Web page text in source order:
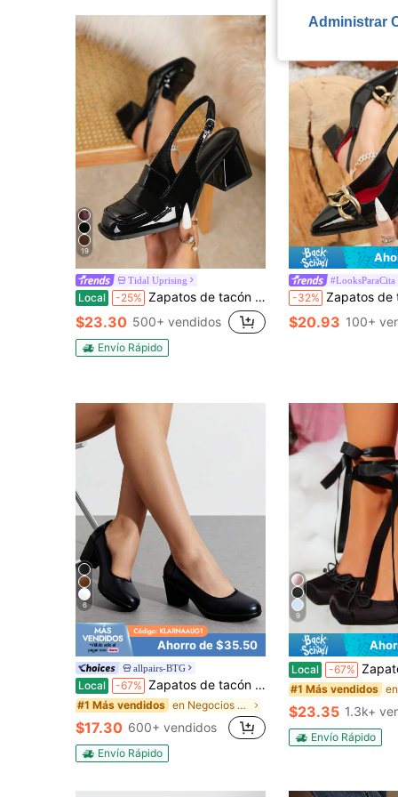
19
Tidal Uprising
Local -25% Zapatos de tacón alto negros para mujer talla grande, tacón grueso con punta cuadrada estilo Mary Jane, elegantes y cómodos para uso en la oficina
$23.30 500+ vendidos
Envío Rápido
#LooksParaCita
-32% Zapatos de tacón alto negros para mujer de talla grande con decoración de
$20.93 100+
6
Ahorro de $35.50
allpairs-BTG
Local -67% Zapatos de tacón bajo con puntera gruesa y redonda para mujer - Elegantes, cómodos, de unicolor, fáciles de poner, apropiados para el trabajo y la boda
#1 Más vendidos en Negocios Bombas De Mujeres
$17.30 600+ vendidos
Envío Rápido
9
Local -67% Zapatos de tacón alto de ballet para mujer, estilo
#1 Más vendidos
$23.35 1.3k+
Envío Rápido
Administrar